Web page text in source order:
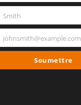
Smith
johnsmith@example.com
Soumettre